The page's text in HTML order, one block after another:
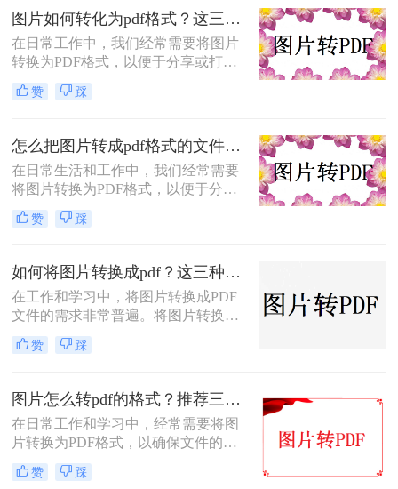
模糊、页面错位，甚至隐私泄露。本
文基于实际测试，对比四种主流图片
转PDF方案，按场景给出明确建议，
帮你少走弯路。
图片如何转化为pdf格式？这三个实用指南收好！
在日常工作中，我们经常需要将图片
转换为PDF格式，以便于分享或打
印。那么图片如何转化为pdf格式呢？
本文将介绍三种将图片转化为PDF格
和适用场景，您可以根据自己的需求
选择最合适的方式。
赞 踩
怎么把图片转成pdf格式的文件？尝试下面三种方法！
在日常生活和工作中，我们经常需要
将图片转换为PDF格式，以便于分
享、打印或归档。那么怎么把图片转
成pdf格式的文件呢？本文将介绍三种
方法都有其特点和适用场景，您可以
根据自己的需求选择最合适的方式。
赞 踩
如何将图片转换成pdf？这三种方法帮助你解决问题！
在工作和学习中，将图片转换成PDF
文件的需求非常普遍。将图片转换成
PDF不仅可以方便地整合多张图片，
还可以确保文件格式的一致性和兼容
文将介绍三种常见的图片转PDF方
法。
赞 踩
图片怎么转pdf的格式？推荐三种实用的方法！
在日常工作和学习中，经常需要将图
片转换为PDF格式，以确保文件的格
式和排版保持不变，同时方便分享和
传递。那么图片怎么转PDF的格式
赞 踩